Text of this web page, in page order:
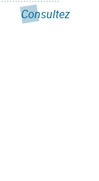
Consultez